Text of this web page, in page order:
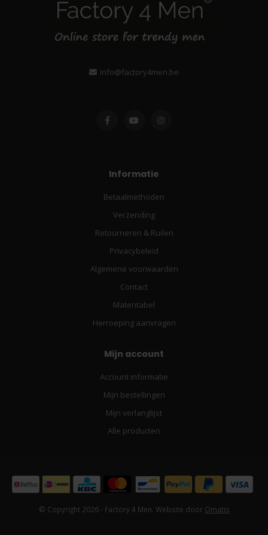
info@factory4men.be
Informatie
Betaalmethoden
Verzending
Retourneren & Ruilen
Privacybeleid
Algemene voorwaarden
Contact
Matentabel
Herroeping aanvragen
Mijn account
Account informatie
Mijn bestellingen
Mijn verlanglijst
Alle producten
© Copyright 2026 - Factory 4 Men. Website door Omatis